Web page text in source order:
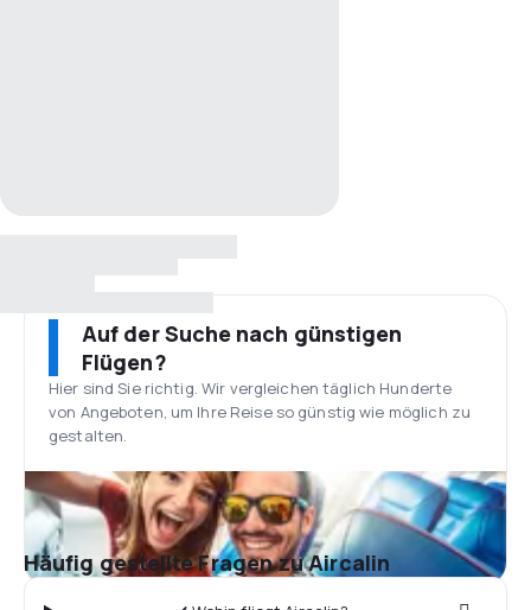
Auf der Suche nach günstigen
Flügen?
Hier sind Sie richtig. Wir vergleichen täglich Hunderte
von Angeboten, um Ihre Reise so günstig wie möglich zu
gestalten.
Häufig gestellte Fragen zu Aircalin